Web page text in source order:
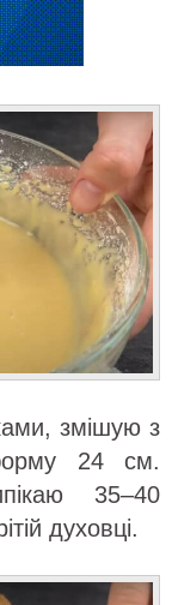
змішую з
24 см.
35–40
духовці.